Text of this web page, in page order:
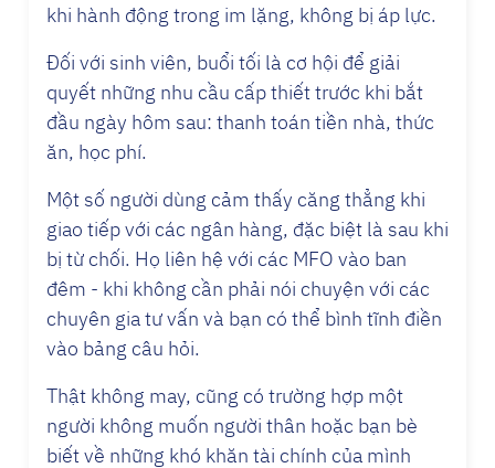
khi hành động trong im lặng, không bị áp lực.
Đối với sinh viên, buổi tối là cơ hội để giải
quyết những nhu cầu cấp thiết trước khi bắt
đầu ngày hôm sau: thanh toán tiền nhà, thức
ăn, học phí.
Một số người dùng cảm thấy căng thẳng khi
giao tiếp với các ngân hàng, đặc biệt là sau khi
bị từ chối. Họ liên hệ với các MFO vào ban
đêm - khi không cần phải nói chuyện với các
chuyên gia tư vấn và bạn có thể bình tĩnh điền
vào bảng câu hỏi.
Thật không may, cũng có trường hợp một
người không muốn người thân hoặc bạn bè
biết về những khó khăn tài chính của mình